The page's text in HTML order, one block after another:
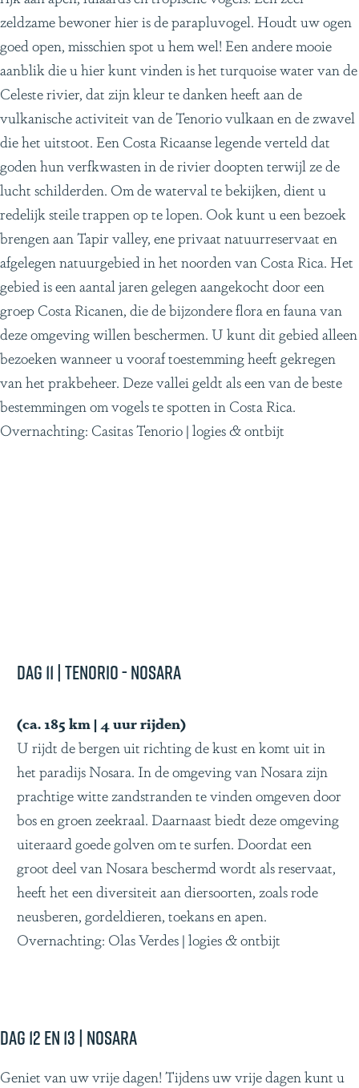
zeldzame bewoner hier is de parapluvogel. Houdt uw ogen
goed open, misschien spot u hem wel! Een andere mooie
aanblik die u hier kunt vinden is het turquoise water van de
Celeste rivier, dat zijn kleur te danken heeft aan de
vulkanische activiteit van de Tenorio vulkaan en de zwavel
die het uitstoot. Een Costa Ricaanse legende verteld dat
goden hun verfkwasten in de rivier doopten terwijl ze de
lucht schilderden. Om de waterval te bekijken, dient u
redelijk steile trappen op te lopen. Ook kunt u een bezoek
brengen aan Tapir valley, ene privaat natuurreservaat en
afgelegen natuurgebied in het noorden van Costa Rica. Het
gebied is een aantal jaren gelegen aangekocht door een
groep Costa Ricanen, die de bijzondere flora en fauna van
deze omgeving willen beschermen. U kunt dit gebied alleen
bezoeken wanneer u vooraf toestemming heeft gekregen
van het prakbeheer. Deze vallei geldt als een van de beste
bestemmingen om vogels te spotten in Costa Rica.
Overnachting: Casitas Tenorio | logies & ontbijt
Dag 11 | Tenorio - Nosara
(ca. 185 km | 4 uur rijden)
U rijdt de bergen uit richting de kust en komt uit in
het paradijs Nosara. In de omgeving van Nosara zijn
prachtige witte zandstranden te vinden omgeven door
bos en groen zeekraal. Daarnaast biedt deze omgeving
uiteraard goede golven om te surfen. Doordat een
groot deel van Nosara beschermd wordt als reservaat,
heeft het een diversiteit aan diersoorten, zoals rode
neusberen, gordeldieren, toekans en apen.
Overnachting: Olas Verdes | logies & ontbijt
Dag 12 en 13 | Nosara
Geniet van uw vrije dagen! Tijdens uw vrije dagen kunt u